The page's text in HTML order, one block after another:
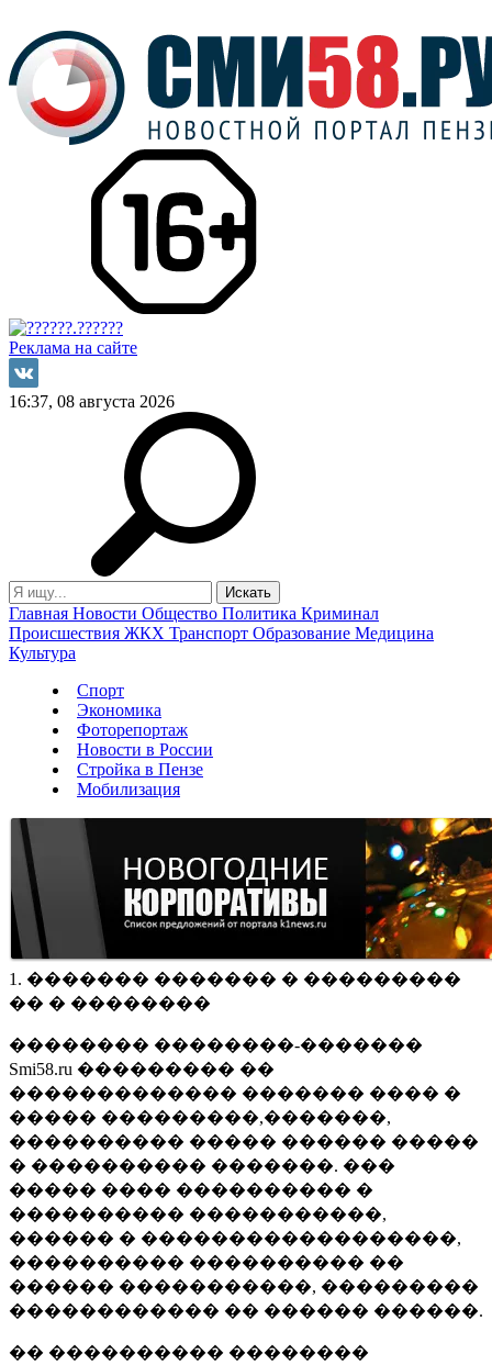
Реклама на сайте
16:37, 08 августа 2026
Главная Новости Общество Политика Криминал
Происшествия ЖКХ Транспорт Образование Медицина
Культура
Спорт
Экономика
Фоторепортаж
Новости в России
Стройка в Пензе
Мобилизация
1. ������� ������� � ���������
�� � ��������
�������� ��������-�������
Smi58.ru ��������� ��
������������� ������� ���� �
����� ���������,�������,
���������� ����� ������ �����
� ���������� �������. ���
����� ���� ���������� �
���������� �����������,
������ � ������������������,
���������� ���������� ��
������ �����������, ���������
������������ �� ������ ������.
�� ���������� ��������